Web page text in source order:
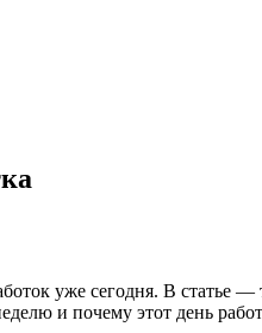
уже сегодня. В статье
и почему этот день